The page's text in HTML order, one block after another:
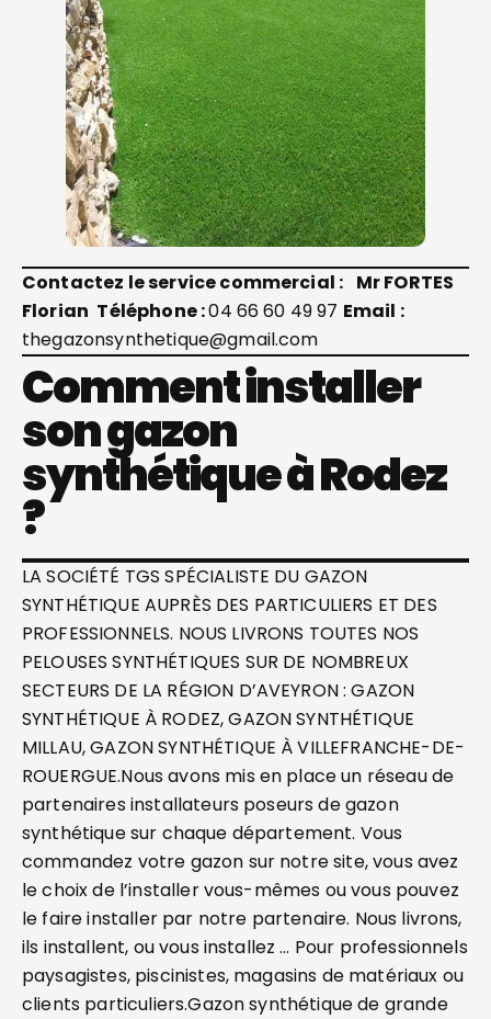
Contactez le service commercial : Mr FORTES
Florian Téléphone :04 66 60 49 97 Email :
thegazonsynthetique@gmail.com
Comment installer
son gazon
synthétique à Rodez
?
LA SOCIÉTÉ TGS SPÉCIALISTE DU GAZON
SYNTHÉTIQUE AUPRÈS DES PARTICULIERS ET DES
PROFESSIONNELS. NOUS LIVRONS TOUTES NOS
PELOUSES SYNTHÉTIQUES SUR DE NOMBREUX
SECTEURS DE LA RÉGION D’AVEYRON : GAZON
SYNTHÉTIQUE À RODEZ, GAZON SYNTHÉTIQUE
MILLAU, GAZON SYNTHÉTIQUE À VILLEFRANCHE-DE-
ROUERGUE.Nous avons mis en place un réseau de
partenaires installateurs poseurs de gazon
synthétique sur chaque département. Vous
commandez votre gazon sur notre site, vous avez
le choix de l’installer vous-mêmes ou vous pouvez
le faire installer par notre partenaire. Nous livrons,
ils installent, ou vous installez … Pour professionnels
paysagistes, piscinistes, magasins de matériaux ou
clients particuliers.Gazon synthétique de grande